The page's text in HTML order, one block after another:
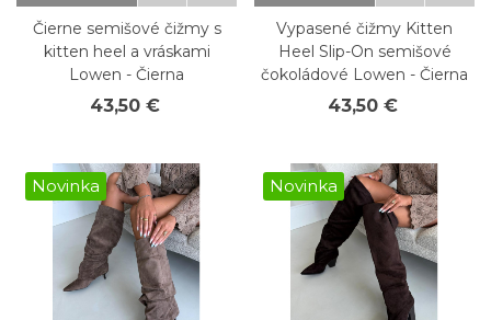
Čierne semišové čižmy s
kitten heel a vráskami
Lowen - Čierna
43,50 €
Vypasené čižmy Kitten
Heel Slip-On semišové
čokoládové Lowen - Čierna
43,50 €
Novinka Novinka